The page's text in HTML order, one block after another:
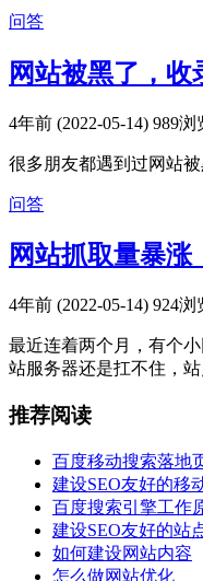
问答
网站被黑了，收
4年前 (2022-05-14) 989浏
很多朋友都遇到过网站
问答
网站抓取量暴涨
4年前 (2022-05-14) 924浏
最近连着两个月，有个
站服务器还是扛不住，
推荐阅读
百度移动搜索落地
建设SEO友好的移
百度搜索引擎工作
建设SEO友好的站
如何建设网站内容
怎么做网站优化